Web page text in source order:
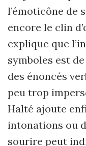
l’émoticône de
encore le clin
explique que
symboles est
des énoncés
peu trop
Halté ajoute
intonations ou
sourire peut